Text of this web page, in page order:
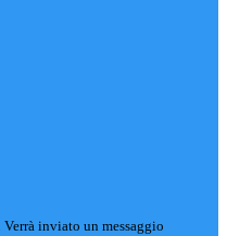
Verrà inviato un messaggio